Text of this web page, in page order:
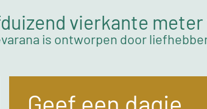
vierkante
is ontworpen door